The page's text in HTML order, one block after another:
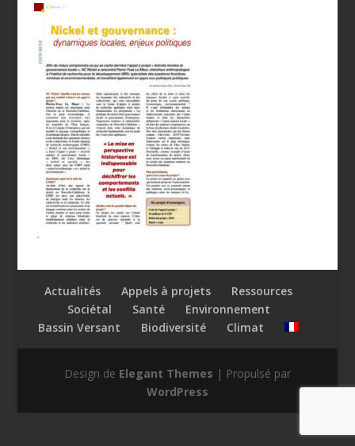
Actualités Appels à projets
Ressources
Sociétal
Santé
Environnement
Bassin Versant
Biodiversité Climat
Design de Elegant Themes | Propulsé par
WordPress